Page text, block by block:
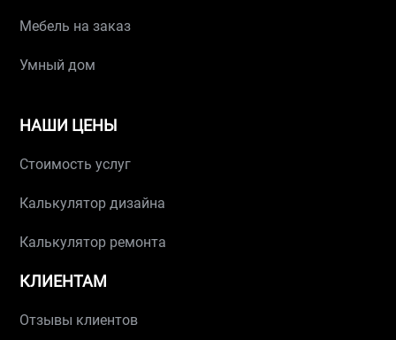
Мебель на заказ
Умный дом
НАШИ ЦЕНЫ
Стоимость услуг
Калькулятор дизайна
Калькулятор ремонта
КЛИЕНТАМ
Отзывы клиентов